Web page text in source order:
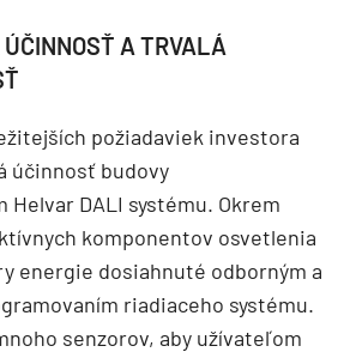
A TRVALÁ
požiadaviek investora
účinnosť budovy
DALI systému. Okrem
komponentov osvetlenia
energie dosiahnuté odborným a
riadiaceho systému.
senzorov, aby užívateľom